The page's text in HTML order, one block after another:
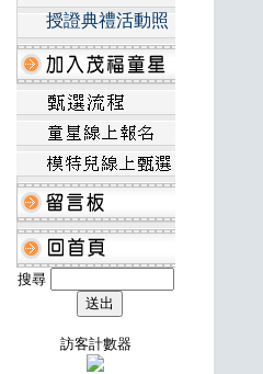
授證典禮活動照
搜尋
訪客計數器